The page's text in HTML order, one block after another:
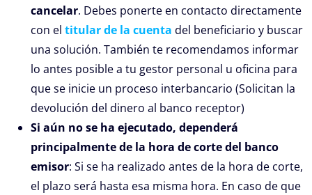
cancelar. Debes ponerte en contacto directamente
con el titular de la cuenta del beneficiario y buscar
una solución. También te recomendamos informar
lo antes posible a tu gestor personal u oficina para
que se inicie un proceso interbancario (Solicitan la
devolución del dinero al banco receptor)
Si aún no se ha ejecutado, dependerá
principalmente de la hora de corte del banco
emisor: Si se ha realizado antes de la hora de corte,
el plazo será hasta esa misma hora. En caso de que